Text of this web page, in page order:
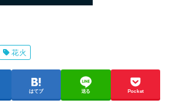
花火
はてブ 送る Pocket